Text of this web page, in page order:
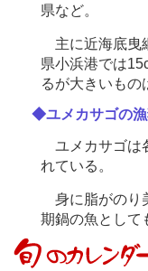
県など。
主に近海底曳
県小浜港では
るが大きいもの
◆ユメカサゴの
ユメカサゴは
れている。
身に脂がのり
期鍋の魚として